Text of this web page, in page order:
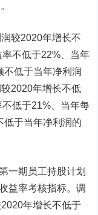
较2020年增长不
不低于22%、当年
不低于当年净利润
2020年增长不低
低于21%、当年每
低于当年净利润的
期员工持股计划
益率考核指标。调
年增长不低于